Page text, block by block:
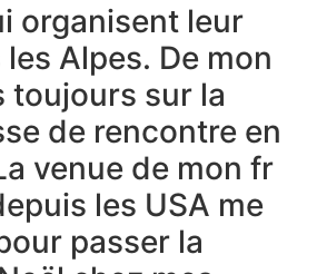
organisent leur
Alpes. De mon
toujours sur la
de rencontre en
venue de mon fr​
les USA me
passer la